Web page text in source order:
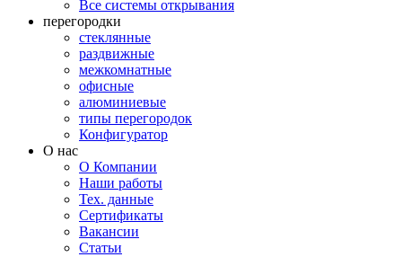
Все системы открывания
перегородки
стеклянные
раздвижные
межкомнатные
офисные
алюминиевые
типы перегородок
Конфигуратор
О нас
О Компании
Наши работы
Тех. данные
Сертификаты
Вакансии
Статьи